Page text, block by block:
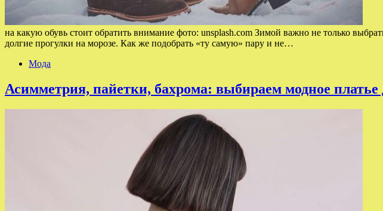
на какую обувь стоит обратить внимание фото: unsplash.com Зимой важно не только
долгие прогулки на морозе. Как же подобрать «ту самую» пару и не…
Мода
Асимметрия, пайетки, бахрома: выбираем модное платье